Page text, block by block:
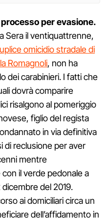
per evasione.
Sera il ventiquattrenne,
omicidio stradale di
Romagnoli, non ha
dei carabinieri. I fatti che
dovrà comparire
risalgono al pomeriggio
figlio del regista
in via definitiva
di reclusione per aver
mentre
il verde pedonale a
del 2019.
ai domiciliari circa un
dell’affidamento in